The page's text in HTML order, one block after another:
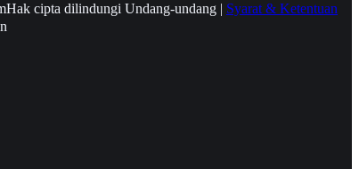
Hak cipta dilindungi Undang-undang | Syarat & Ketentuan